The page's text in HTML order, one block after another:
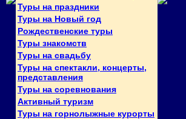
Туры на праздники
Туры на Новый год
Рождественские туры
Туры знакомств
Туры на свадьбу
Туры на спектакли, концерты,
представления
Туры на соревнования
Активный туризм
Туры на горнолыжные курорты